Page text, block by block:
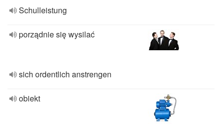
Schulleistung
porządnie się wysilać
sich ordentlich anstrengen
obiekt